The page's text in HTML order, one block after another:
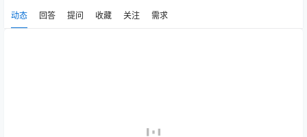
动态 回答 提问 收藏 关注 需求